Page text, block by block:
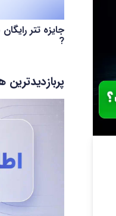
جایزه تتر
?
پربازدیدترین